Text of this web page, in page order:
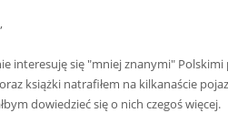
interesuję się "mniej znanymi"
książki natrafiłem na kilkanaście
dowiedzieć się o nich czegoś więcej.